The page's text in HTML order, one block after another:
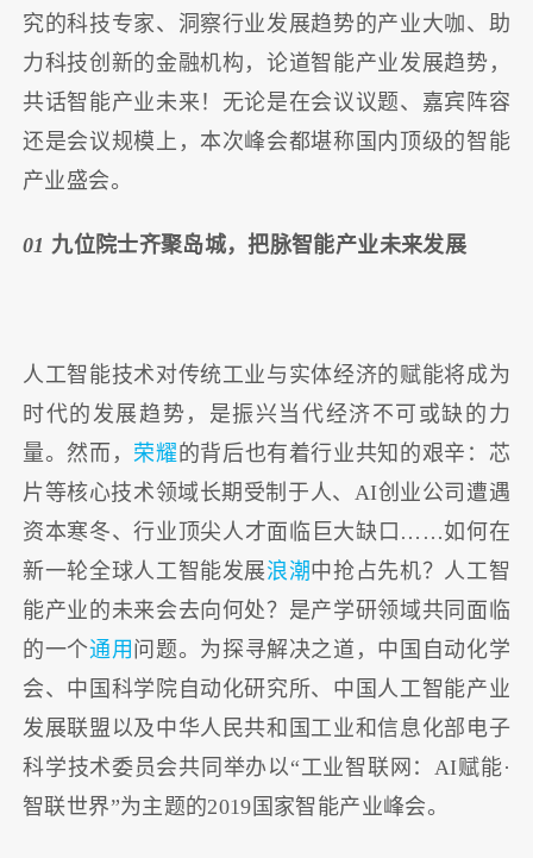
究的科技专家、洞察行业发展趋势的产业大咖、助
力科技创新的金融机构，论道智能产业发展趋势，
共话智能产业未来！无论是在会议议题、嘉宾阵容
还是会议规模上，本次峰会都堪称国内顶级的智能
产业盛会。
01 九位院士齐聚岛城，把脉智能产业未来发展
人工智能技术对传统工业与实体经济的赋能将成为
时代的发展趋势，是振兴当代经济不可或缺的力
量。然而，荣耀 的背后也有着行业共知的艰辛：芯
片等核心技术领域长期受制于人、AI创业公司遭遇
资本寒冬、行业顶尖人才面临巨大缺口……如何在
新一轮全球人工智能发展浪潮中抢占先机？人工智
能产业的未来会去向何处？是产学研领域共同面临
的一个通用 问题。为探寻解决之道，中国自动化学
会、中国科学院自动化研究所、中国人工智能产业
发展联盟以及中华人民共和国工业和信息化部电子
科学技术委员会共同举办以“工业智联网：AI赋能·
智联世界”为主题的2019国家智能产业峰会。